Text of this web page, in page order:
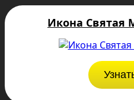
Икона Святая